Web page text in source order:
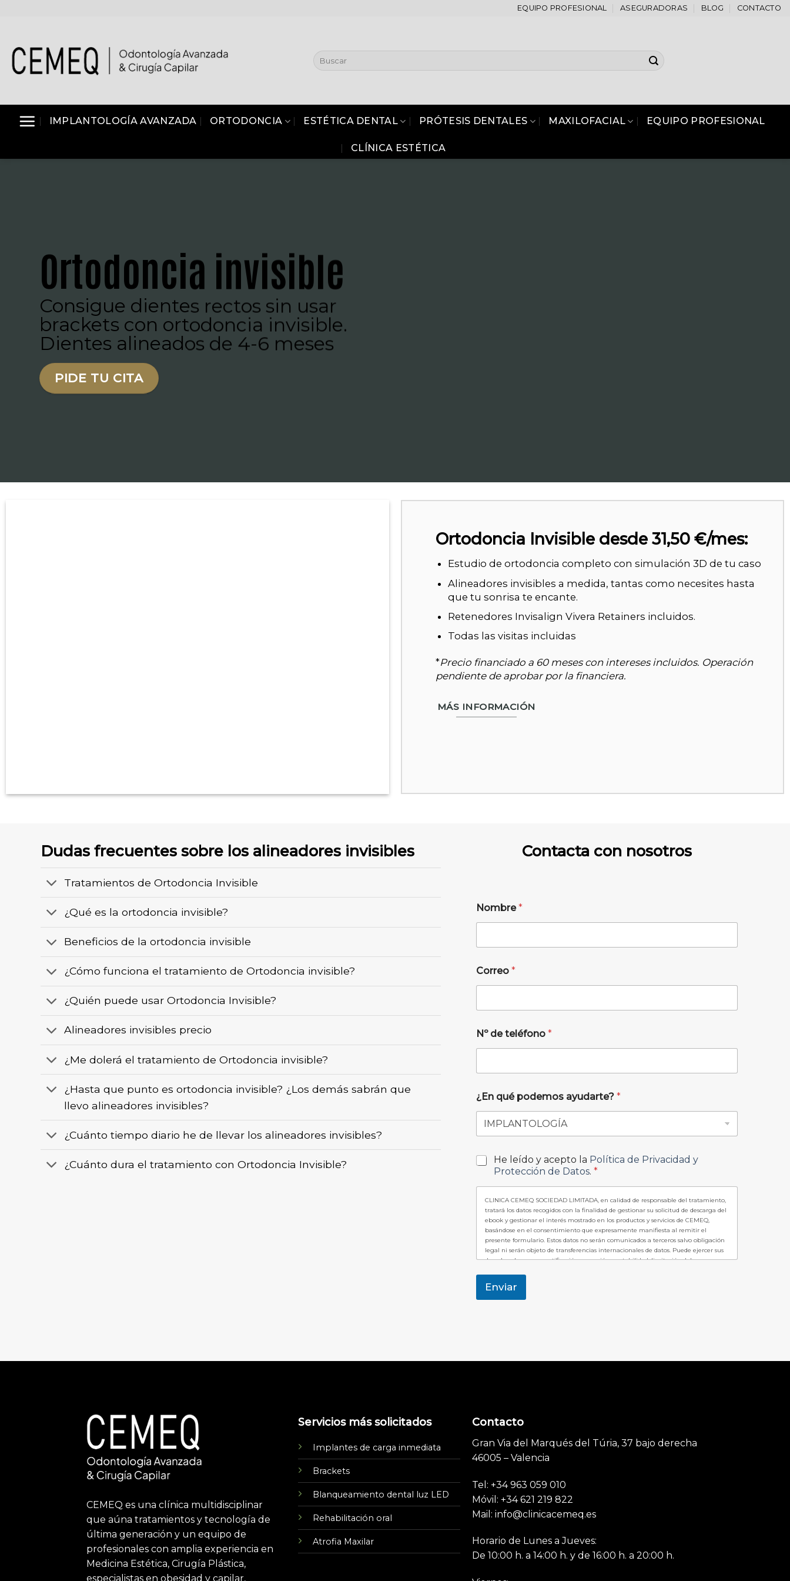
EQUIPO PROFESIONAL ASEGURADORAS BLOG CONTACTO
IMPLANTOLOGÍA AVANZADA ORTODONCIA ESTÉTICA DENTAL PRÓTESIS DENTALES MAXILOFACIAL EQUIPO PROFESIONAL
CLÍNICA ESTÉTICA
Ortodoncia invisible
Consigue dientes rectos sin usar
brackets con ortodoncia invisible.
Dientes alineados de 4-6 meses
PIDE TU CITA
Ortodoncia Invisible desde 31,50 €/mes:
Estudio de ortodoncia completo con simulación 3D de tu caso
Alineadores invisibles a medida, tantas como necesites hasta
que tu sonrisa te encante.
Retenedores Invisalign Vivera Retainers incluidos.
Todas las visitas incluidas
*Precio financiado a 60 meses con intereses incluidos. Operación
pendiente de aprobar por la financiera.
MÁS INFORMACIÓN
Dudas frecuentes sobre los alineadores invisibles
Tratamientos de Ortodoncia Invisible
¿Qué es la ortodoncia invisible?
Beneficios de la ortodoncia invisible
¿Cómo funciona el tratamiento de Ortodoncia invisible?
¿Quién puede usar Ortodoncia Invisible?
Alineadores invisibles precio
¿Me dolerá el tratamiento de Ortodoncia invisible?
¿Hasta que punto es ortodoncia invisible? ¿Los demás sabrán que
llevo alineadores invisibles?
¿Cuánto tiempo diario he de llevar los alineadores invisibles?
¿Cuánto dura el tratamiento con Ortodoncia Invisible?
Contacta con nosotros
Nombre*
Correo*
Nº de teléfono*
¿En qué podemos ayudarte?*
He leído y acepto la Política de Privacidad y
Protección de Datos.*
CLINICA CEMEQ SOCIEDAD LIMITADA, en calidad de responsable del tratamiento,
tratará los datos recogidos con la finalidad de gestionar su solicitud de descarga del
ebook y gestionar el interés mostrado en los productos y servicios de CEMEQ,
basándose en el consentimiento que expresamente manifiesta al remitir el
presente formulario. Estos datos no serán comunicados a terceros salvo obligación
legal ni serán objeto de transferencias internacionales de datos. Puede ejercer sus
derechos de acceso, rectificación, supresión, portabilidad, limitación del
Enviar
CEMEQ es una clínica multidisciplinar
que aúna tratamientos y tecnología de
última generación y un equipo de
profesionales con amplia experiencia en
Medicina Estética, Cirugía Plástica,
especialistas en obesidad y capilar,
Servicios más solicitados
Implantes de carga inmediata
Brackets
Blanqueamiento dental luz LED
Rehabilitación oral
Atrofia Maxilar
Contacto
Gran Via del Marqués del Túria, 37 bajo derecha
46005 – Valencia
Tel: +34 963 059 010
Móvil: +34 621 219 822
Mail: info@clinicacemeq.es
Horario de Lunes a Jueves:
De 10:00 h. a 14:00 h. y de 16:00 h. a 20:00 h.